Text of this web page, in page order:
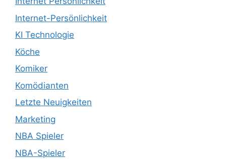
Internet-Persönlichkeit
KI Technologie
Köche
Komiker
Komödianten
Letzte Neuigkeiten
Marketing
NBA Spieler
NBA-Spieler